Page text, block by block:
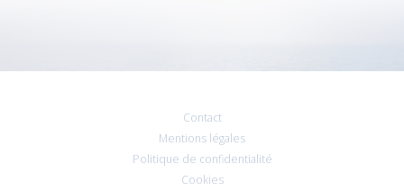
Contact
Mentions légales
Politique de confidentialité
Cookies